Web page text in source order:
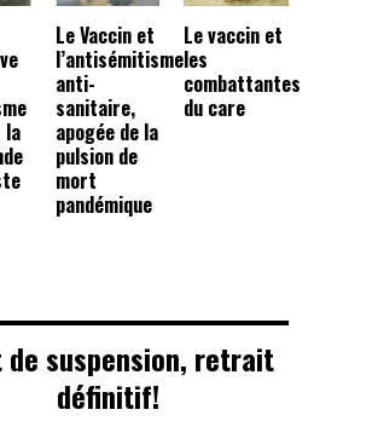
la
Le Vaccin et
l’antisémitisme
anti-
sanitaire,
apogée de la
pulsion de
mort
pandémique
Le vaccin et
les
combattantes
du care
de suspension, retrait
définitif!